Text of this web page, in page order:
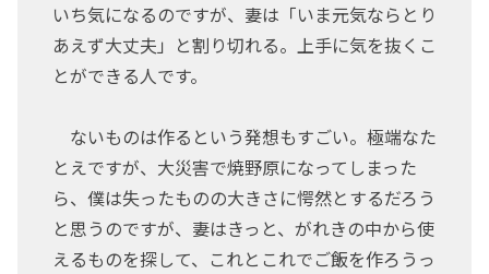
いち気になるのですが、妻は「いま元気ならとり
あえず大丈夫」と割り切れる。上手に気を抜くこ
とができる人です。
ないものは作るという発想もすごい。極端なた
とえですが、大災害で焼野原になってしまった
ら、僕は失ったものの大きさに愕然とするだろう
と思うのですが、妻はきっと、がれきの中から使
えるものを探して、これとこれでご飯を作ろうっ